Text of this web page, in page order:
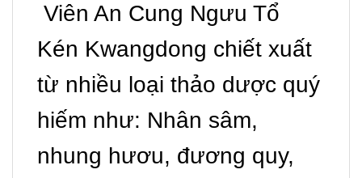
Viên An Cung Ngưu Tổ
Kén Kwangdong chiết xuất
từ nhiều ​​loại thảo dược quý
hiếm như: Nhân sâm,
nhung hươu, đương quy,